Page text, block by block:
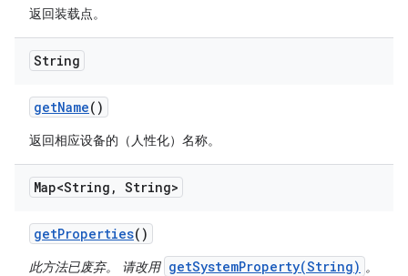
返回装载点。
String
getName()
返回相应设备的（人性化）名称。
Map<String , String>
getProperties()
此方法已废弃。 请改用 getSystemProperty(String) 。